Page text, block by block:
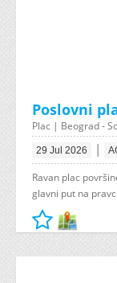
Poslovni
Plac | Beograd -
29 Jul 2026 |
Ravan plac
glavni put na